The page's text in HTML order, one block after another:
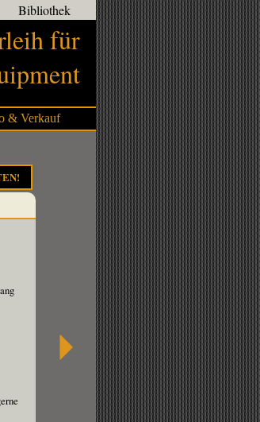
Bibliothek
für
& Verkauf